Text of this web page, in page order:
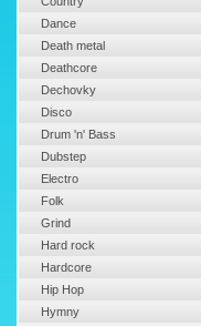
Dance
Death metal
Deathcore
Dechovky
Disco
Drum 'n' Bass
Dubstep
Electro
Folk
Grind
Hard rock
Hardcore
Hip Hop
Hymny